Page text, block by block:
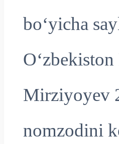
bo‘yicha
Mirziyoyev
nomzodini